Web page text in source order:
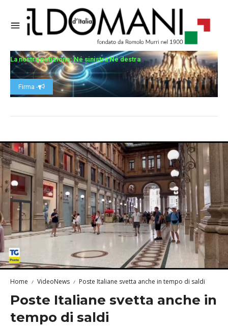
La nostra petizione: Né sinistra Né destra
Firma -
Home VideoNews Poste Italiane svetta anche in tempo di saldi
Poste Italiane svetta anche in
tempo di saldi